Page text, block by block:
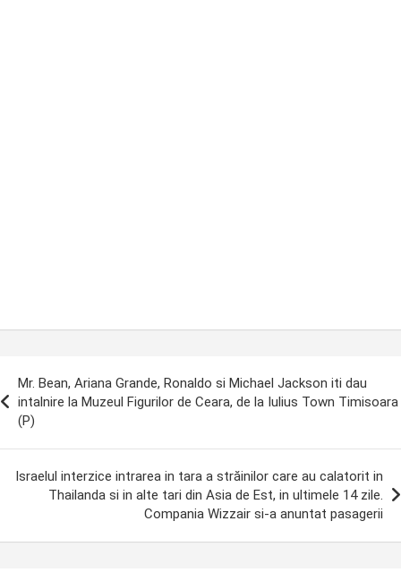
Mr. Bean, Ariana Grande, Ronaldo si Michael Jackson iti dau
intalnire la Muzeul Figurilor de Ceara, de la Iulius Town Timisoara
(P)
Israelul interzice intrarea in tara a străinilor care au calatorit in
Thailanda si in alte tari din Asia de Est, in ultimele 14 zile.
Compania Wizzair si-a anuntat pasagerii